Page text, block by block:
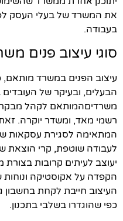
את המשרד של בעלי העסק
בעבודה.
סוגי עיצוב פנים
עיצוב הפנים במשרד מותאם,
הבעלים, ובעיקר של העובדים
משרדיםהמותאם לקהל
רשמי מאד, ומשדר יוקרה.
המתאימה לסגירת עסקאות
לעבודה שוטפת, קרי הוצאת
הקפדה על אקוסטיקה
העיצוב חייבת לקחת בחשבון
כפי שהוגדרו בשלבי בתכנון.